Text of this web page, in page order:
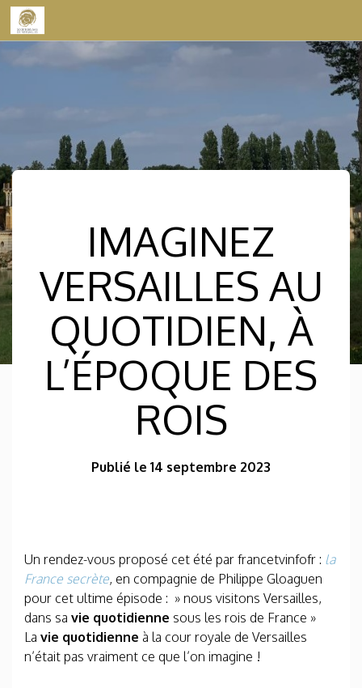
Skip to content
IMAGINEZ
VERSAILLES AU
QUOTIDIEN, À
L’ÉPOQUE DES
ROIS
Publié le 14 septembre 2023
Un rendez-vous proposé cet été par francetvinfofr : la
France secrète, en compagnie de Philippe Gloaguen
pour cet ultime épisode : » nous visitons Versailles,
dans sa vie quotidienne sous les rois de France »
La vie quotidienne à la cour royale de Versailles
n’était pas vraiment ce que l’on imagine !